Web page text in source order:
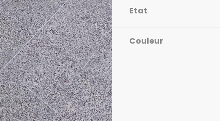
Etat
Couleur